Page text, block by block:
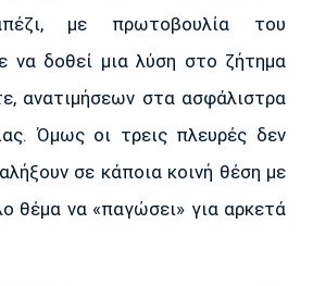
με πρωτοβουλία του
να δοθεί μια λύση στο ζήτημα
ανατιμήσεων στα ασφάλιστρα
Όμως οι τρεις πλευρές δεν
σε κάποια κοινή θέση με
θέμα να «παγώσει» για αρκετά